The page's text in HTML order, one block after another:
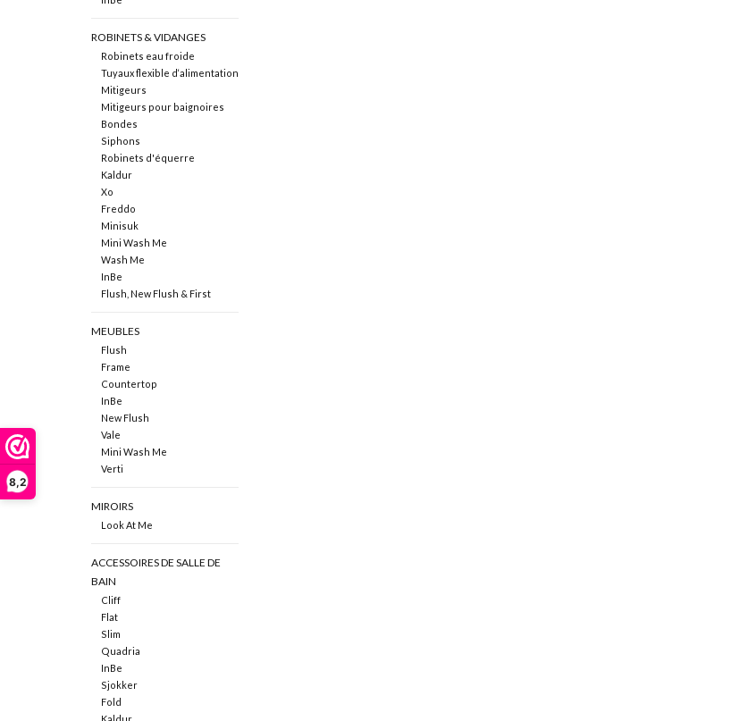
8,2
ROBINETS & VIDANGES
Robinets eau froide
Tuyaux flexible d‘alimentation
Mitigeurs
Mitigeurs pour baignoires
Bondes
Siphons
Robinets d'équerre
Kaldur
Xo
Freddo
Minisuk
Mini Wash Me
Wash Me
InBe
Flush, New Flush & First
MEUBLES
Flush
Frame
Countertop
InBe
New Flush
Vale
Mini Wash Me
Verti
MIROIRS
Look At Me
ACCESSOIRES DE SALLE DE
BAIN
Cliff
Flat
Slim
Quadria
InBe
Sjokker
Fold